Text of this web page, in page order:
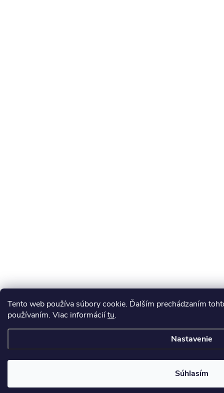
Tento web používa súbory cookie. Ďalším prechádzaním
používaním. Viac informáciítu.
Nastavenie
Súhlasím